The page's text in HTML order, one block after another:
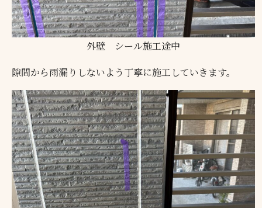
外壁 シール施工途中
隙間から雨漏りしないよう丁寧に施工していきます。